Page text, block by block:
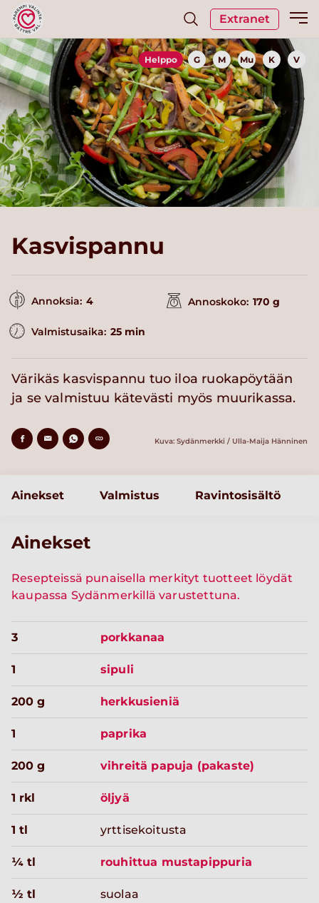
Extranet
Helppo G M Mu K V
Kasvispannu
Annoksia: 4 Annoskoko: 170 g
Valmistusaika: 25 min
Värikäs kasvispannu tuo iloa ruokapöytään
ja se valmistuu kätevästi myös muurikassa.
Kuva: Sydänmerkki / Ulla-Maija Hänninen
Ainekset Valmistus Ravintosisältö
Ainekset
Resepteissä punaisella merkityt tuotteet löydät
kaupassa Sydänmerkillä varustettuna.
3 porkkanaa
1 sipuli
200 g herkkusieniä
1 paprika
200 g vihreitä papuja (pakaste)
1 rkl öljyä
1 tl yrttisekoitusta
¼ tl rouhittua mustapippuria
½ tl suolaa